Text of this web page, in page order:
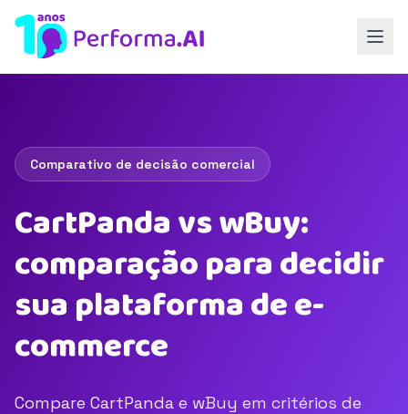
Comparativo de decisão comercial
CartPanda vs wBuy:
comparação para decidir
sua plataforma de e-
commerce
Compare CartPanda e wBuy em critérios de